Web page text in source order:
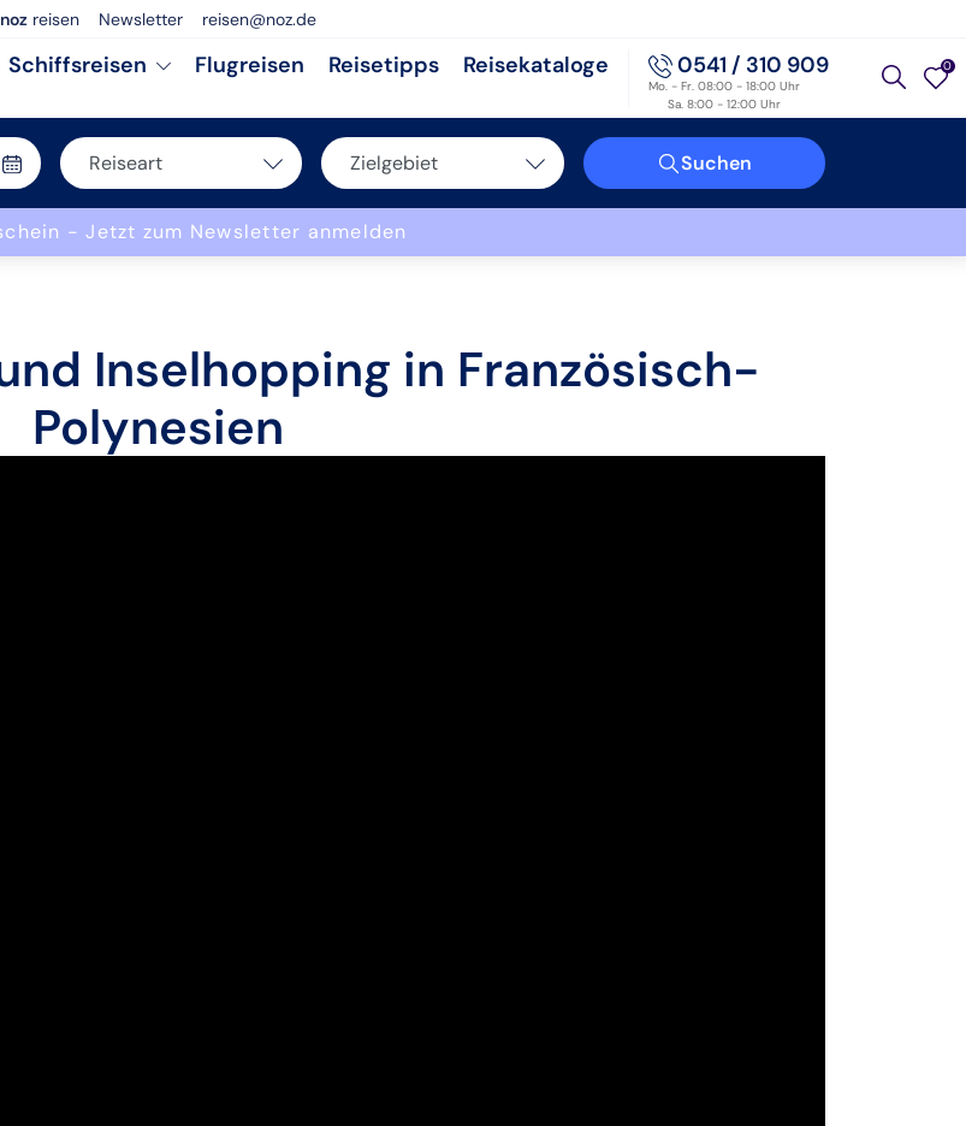
nozreisen Newsletter reisen@noz.de
Schiffsreisen Flugreisen Reisetipps Reisekataloge 0541 / 310 909
Mo. - Fr. 08:00 - 18:00 Uhr
Sa. 8:00 - 12:00 Uhr
0
Reiseart
Bus
Eigenanreise
Zielgebiet
Deutschland
Europa
Suchen
- Jetzt zum Newsletter anmelden
Inselhopping in Französisch-
Polynesien